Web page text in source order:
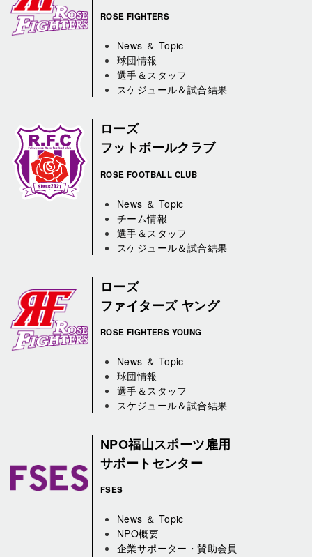
ROSE FIGHTERS
News ＆ Topic
球団情報
選手＆スタッフ
スケジュール＆試合結果
ローズ
フットボールクラブ
ROSE FOOTBALL CLUB
News ＆ Topic
チーム情報
選手＆スタッフ
スケジュール＆試合結果
ローズ
ファイターズ ヤング
ROSE FIGHTERS YOUNG
News ＆ Topic
球団情報
選手＆スタッフ
スケジュール＆試合結果
NPO福山スポーツ雇用
サポートセンター
FSES
News ＆ Topic
NPO概要
企業サポーター・賛助会員